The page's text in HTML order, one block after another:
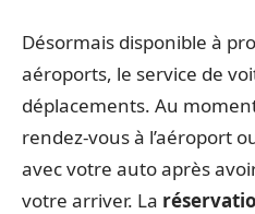
Désormais disponible à
aéroports, le service de
déplacements. Au
rendez-vous à l’aéroport
avec votre auto après
votre arriver. La